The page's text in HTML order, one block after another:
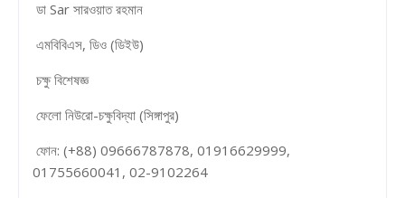
ডা Sar সারওয়াত রহমান
এমবিবিএস, ডিও (ডিইউ)
চক্ষু বিশেষজ্ঞ
ফেলো নিউরো-চক্ষুবিদ্যা (সিঙ্গাপুর)
ফোন: (+88) 09666787878, 01916629999,
01755660041, 02-9102264